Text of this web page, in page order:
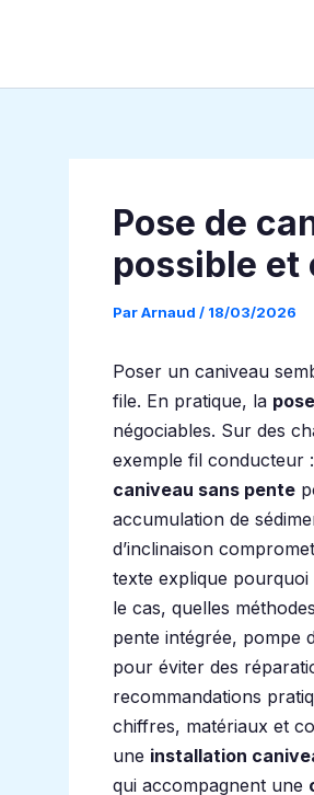
Pose de
possible et
ParArnaud / 18/03/2026
Poser un caniveau
file. En pratique, la
négociables. Sur des
exemple fil conducteur
caniveau sans pente
accumulation de
d’inclinaison
texte explique
le cas, quelles
pente intégrée, pompe
pour éviter des
recommandations
chiffres, matériaux et
une installation
qui accompagnent une